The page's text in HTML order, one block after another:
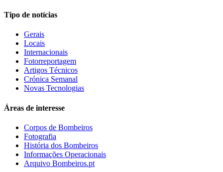
Tipo de notícias
Gerais
Locais
Internacionais
Fotorreportagem
Artigos Técnicos
Crónica Semanal
Novas Tecnologias
Áreas de interesse
Corpos de Bombeiros
Fotografia
História dos Bombeiros
Informações Operacionais
Arquivo Bombeiros.pt